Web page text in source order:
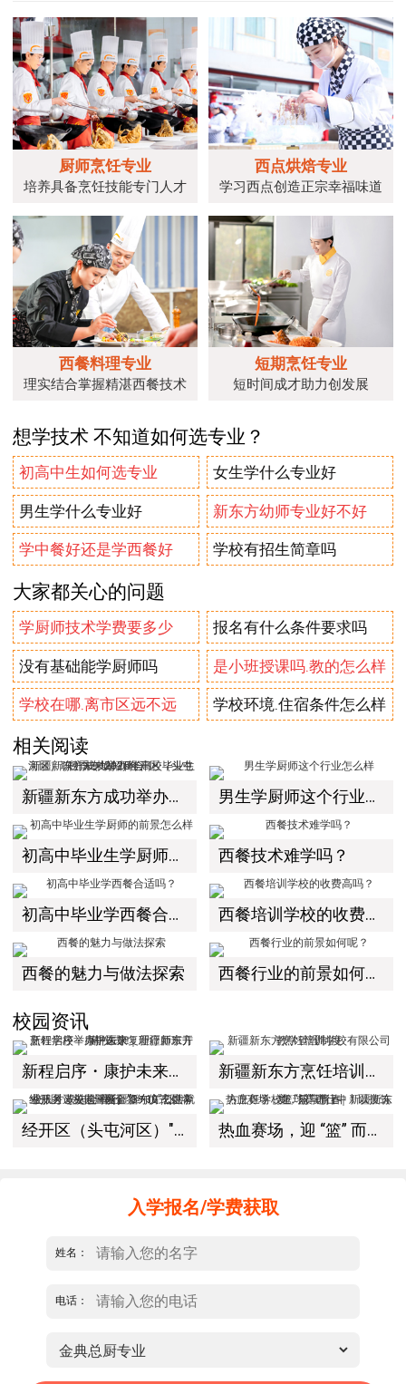
厨师烹饪专业
培养具备烹饪技能专门人才
西点烘焙专业
学习西点创造正宗幸福味道
西餐料理专业
理实结合掌握精湛西餐技术
短期烹饪专业
短时间成才助力创发展
想学技术 不知道如何选专业？
初高中生如何选专业 女生学什么专业好
男生学什么专业好 新东方幼师专业好不好
学中餐好还是学西餐好 学校有招生简章吗
大家都关心的问题
学厨师技术学费要多少 报名有什么条件要求吗
没有基础能学厨师吗 是小班授课吗.教的怎么样
学校在哪.离市区远不远 学校环境.住宿条件怎么样
相关阅读
新疆新东方成功举办经开区（头屯河区）职引未来2025年高校毕业生秋季专场招聘会！ 男生学厨师这个行业怎么样
初高中毕业生学厨师的前景怎么样 西餐技术难学吗？
初高中毕业学西餐合适吗？ 西餐培训学校的收费高吗？
西餐的魅力与做法探索 西餐行业的前景如何呢？
校园资讯
新程启序・康护未来｜新疆新东方烹饪学校举办中医康复理疗师班开幕仪式！ 新疆新东方烹饪培训学校有限公司教学管理制度
经开区（头屯河区）"3+10"公共就业服务进校园暨新疆新东方烹饪学校人才双选会+校企签约仪式圆满举行 热血赛场，迎 “篮” 而上｜新疆新东方烹饪学校篮球赛进行中！以技筑梦，乐享青春
入学报名/学费获取
姓名：
电话：